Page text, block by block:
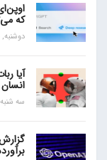
که
دوشنبه, 15 بهمن 1403, ساعت 19:57
آیا
سه شنبه, 11 دی 1403, ساعت